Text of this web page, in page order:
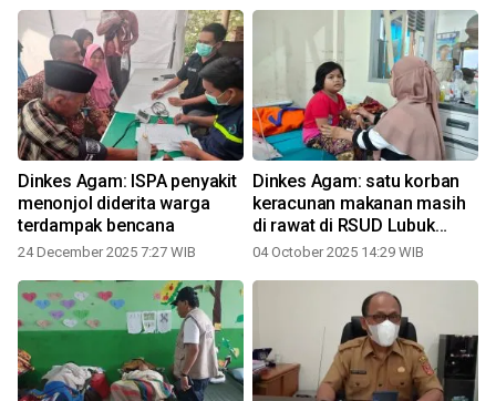
Dinkes Agam: ISPA penyakit
menonjol diderita warga
terdampak bencana
24 December 2025 7:27 WIB
Dinkes Agam: satu korban
keracunan makanan masih
di rawat di RSUD Lubuk
Basung
04 October 2025 14:29 WIB